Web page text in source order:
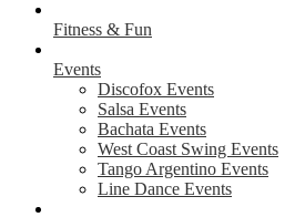
Fitness & Fun
Events
Discofox Events
Salsa Events
Bachata Events
West Coast Swing Events
Tango Argentino Events
Line Dance Events